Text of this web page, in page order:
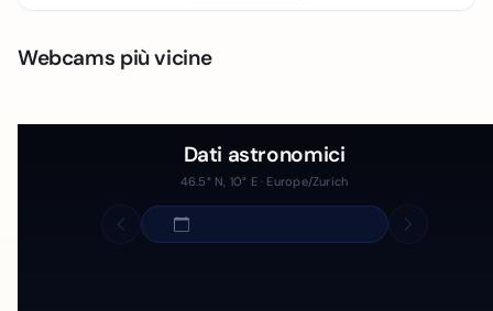
Webcams più vicine
Dati astronomici
46.5° N, 10° E · Europe/Zurich